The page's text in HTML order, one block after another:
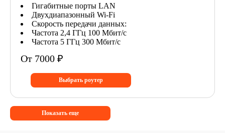
Гигабитные порты LAN
Двухдиапазонный Wi-Fi
Скорость передачи данных:
Частота 2,4 ГГц 100 Мбит/с
Частота 5 ГГц 300 Мбит/с
От 7000 ₽
Выбрать роутер
Показать еще